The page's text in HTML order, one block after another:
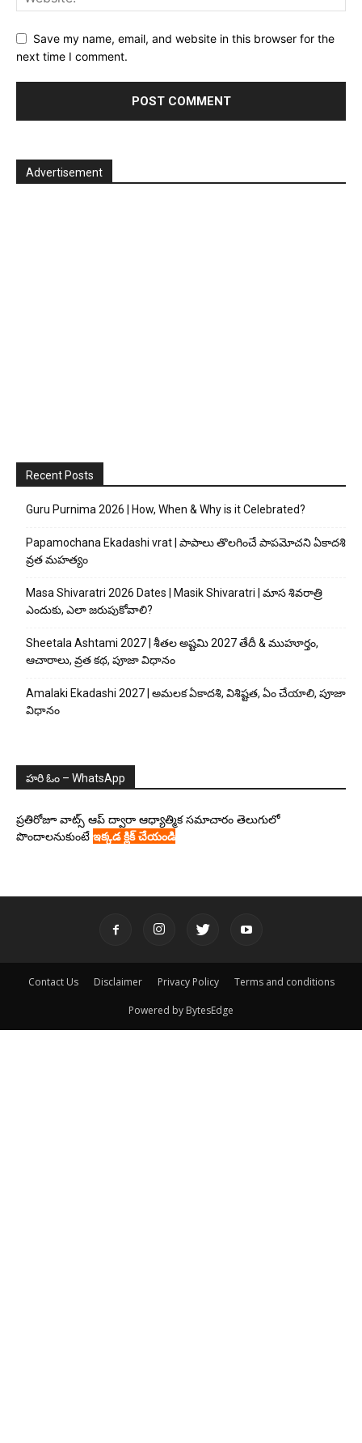
Save my name, email, and website in this browser for the
next time I comment.
Advertisement
Recent Posts
Guru Purnima 2026 | How, When & Why is it Celebrated?
Papamochana Ekadashi vrat | పాపాలు తొలగించే పాపమోచని ఏకాదశి
వ్రత మహత్యం
Masa Shivaratri 2026 Dates | Masik Shivaratri | మాస శివరాత్రి
ఎందుకు, ఎలా జరుపుకోవాలి?
Sheetala Ashtami 2027 | శీతల అష్టమి 2027 తేదీ & ముహూర్తం,
ఆచారాలు, వ్రత కథ, పూజా విధానం
Amalaki Ekadashi 2027 | అమలక ఏకాదశి, విశిష్టత, ఏం చేయాలి, పూజా
విధానం
హరి ఓం – WhatsApp
ప్రతిరోజూ వాట్స్ ఆప్ ద్వారా ఆధ్యాత్మిక సమాచారం తెలుగులో
పొందాలనుకుంటే ఇక్కడ క్లిక్ చేయండి
Contact Us Disclaimer Privacy Policy Terms and conditions
Powered by BytesEdge